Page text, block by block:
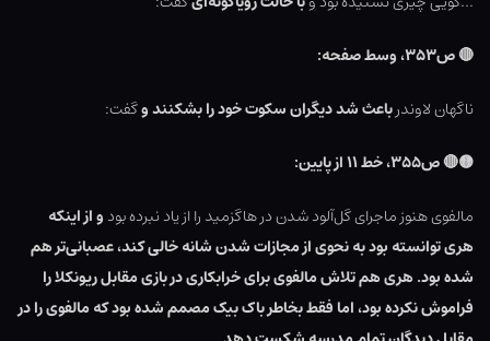
🔴ص۳۵۳، وسط صفحه:
ناگهان لاوندرباعث شد دیگران سکوت خود را بشکنند وگفت:
🟡
🔴ص۳۵۵، خط ۱۱ از پایین:
مالفوی هنوز ماجرای گل‌آلود شدن در هاگزمید را از یاد نبرده بود و از اینکه
هری توانسته بود به نحوی از مجازات شدن شانه خالی کند، عصبانی‌تر هم
شده بود. هری هم تلاش مالفوی برای خرابکاری در بازی مقابل ریونکلا را
فراموش نکرده بود، اما فقط بخاطر باک بیک مصمم شده بود که مالفوی را در